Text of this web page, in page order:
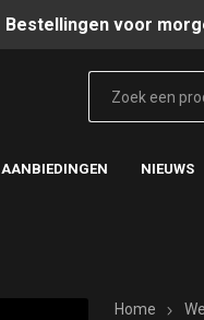
Bestellingen voor
AANBIEDINGEN NIEUWS
Home